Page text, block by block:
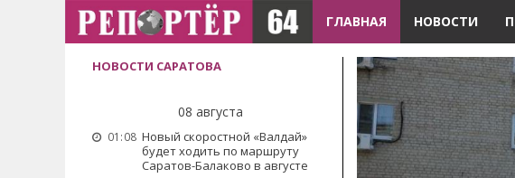
ГЛАВНАЯ НОВОСТИ
НОВОСТИ САРАТОВА
08 августа
01:08 Новый скоростной «Валдай»
будет ходить по маршруту
Саратов-Балаково в августе